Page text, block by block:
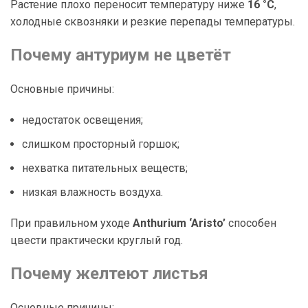
Растение плохо переносит температуру ниже 16 °C,
холодные сквозняки и резкие перепады температуры.
Почему антуриум не цветёт
Основные причины:
недостаток освещения;
слишком просторный горшок;
нехватка питательных веществ;
низкая влажность воздуха.
При правильном уходе Anthurium ‘Aristo’ способен
цвести практически круглый год.
Почему желтеют листья